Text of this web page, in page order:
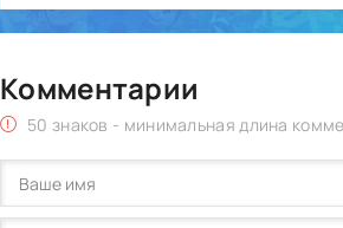
Комментарии
50 знаков - минимальная длина